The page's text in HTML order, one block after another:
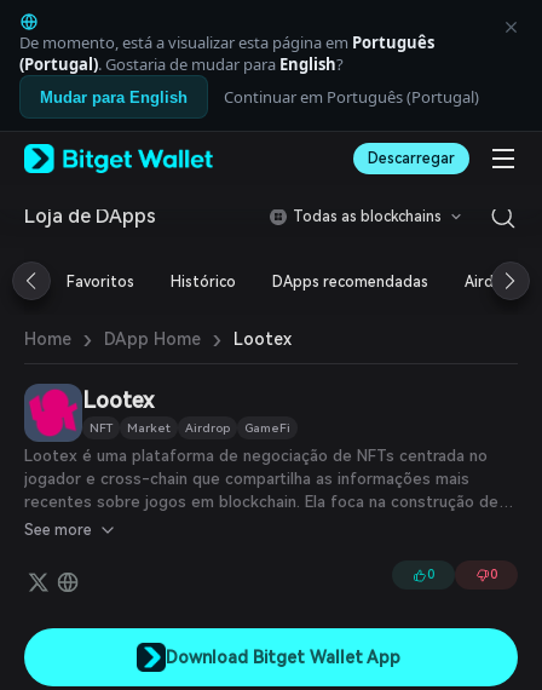
English
日本語
Tiếng Việt
Русский
Español (Latinoamérica)
Italiano
Deutsch
繁體中文
Português (Portugal)
ภาษาไทย
العربية
हिन्दी
Español
Português (Brasil)
Español (Argentina)
De momento, está a visualizar esta página em Português
(Portugal). Gostaria de mudar para English?
Mudar para English Continuar em Português (Portugal)
Descarregar
Loja de DApps Todas as blockchains
Favoritos Histórico DApps recomendadas Airdrop
Home › DApp Home › Lootex
Lootex
NFT Market Airdrop GameFi
Lootex é uma plataforma de negociação de NFTs centrada no
jogador e cross-chain que compartilha as informações mais
recentes sobre jogos em blockchain. Ela foca na construção de
um piso de leilão que permite aos jogadores explorar, vender e
See more
0 0
Download Bitget Wallet App